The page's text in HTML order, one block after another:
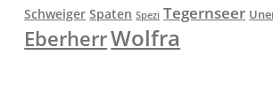
Schweiger Spaten Spezi Tegernseer
EberherrWolfra